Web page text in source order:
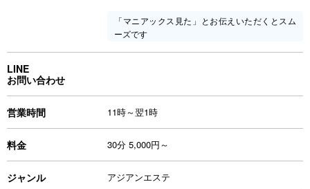
「マニアックス見た」とお伝えいただくとスム
ーズです
LINE
お問い合わせ
営業時間 11時～翌1時
料金 30分 5,000円～
ジャンル アジアンエステ